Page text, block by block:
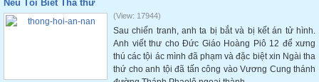
Nếu Tôi Biết Tha thứ
(View: 17944)
Sau chiến tranh, anh ta bị bắt và bị kết án tử hình.
Anh viết thư cho Đức Giáo Hoàng Piô 12 để xưng
thú các tội ác mình đã phạm và đặc biệt xin Ngài tha
thứ cho anh tội đã tấn công vào Vương Cung thánh